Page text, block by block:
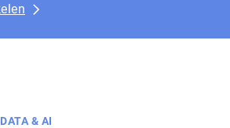
DATA & AI